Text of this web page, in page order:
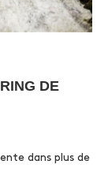
DE
dans plus de